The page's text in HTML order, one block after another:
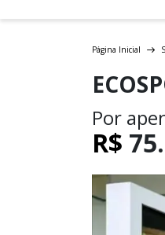
Página Inicial
Por
R$